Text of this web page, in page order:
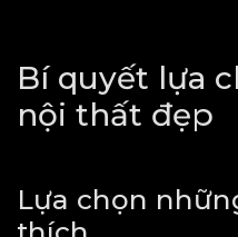
Bí quyết lựa
nội thất đẹp
Lựa chọn